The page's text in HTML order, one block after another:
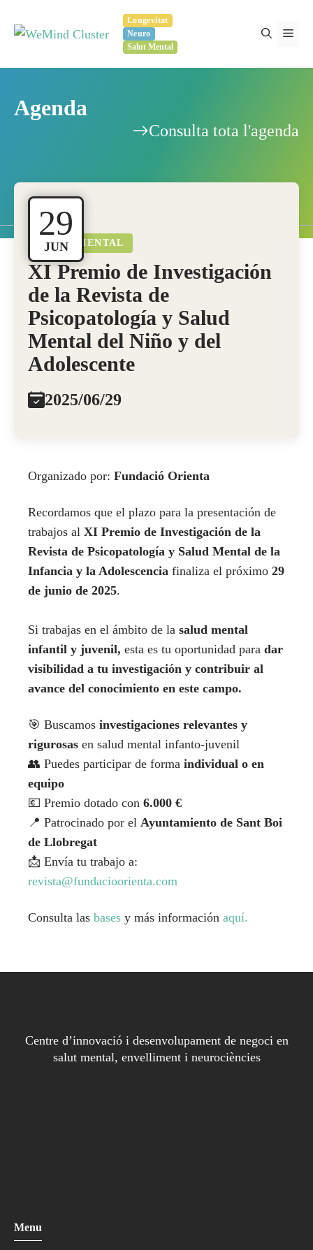
Longevitat
Neuro
Salut Mental
Agenda
Consulta tota l'agenda
29
JUN
SALUT MENTAL
XI Premio de Investigación
de la Revista de
Psicopatología y Salud
Mental del Niño y del
Adolescente
2025/06/29
Organizado por: Fundació Orienta
Recordamos que el plazo para la presentación de
trabajos al XI Premio de Investigación de la
Revista de Psicopatología y Salud Mental de la
Infancia y la Adolescencia finaliza el próximo 29
de junio de 2025.
Si trabajas en el ámbito de la salud mental
infantil y juvenil, esta es tu oportunidad para dar
visibilidad a tu investigación y contribuir al
avance del conocimiento en este campo.
🎯 Buscamos investigaciones relevantes y
rigurosas en salud mental infanto-juvenil
👥 Puedes participar de forma individual o en
equipo
💶 Premio dotado con 6.000 €
📍 Patrocinado por el Ayuntamiento de Sant Boi
de Llobregat
📩 Envía tu trabajo a:
revista@fundacioorienta.com
Consulta las bases y más información aquí.
Centre d’innovació i desenvolupament de negoci en
salut mental, envelliment i neurociències
Menu